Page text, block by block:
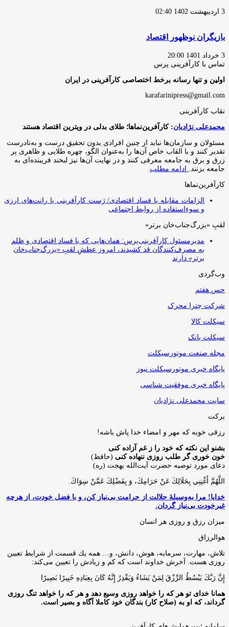
3 اردیبهشت 1402 02:40
بازیگران نوظهور اقتصاد
3 خرداد 1401 20:00
تماس با کارآفرینی پرس
اولین و تنها رسانه برخط اختصاصی کارآفرینی در ایران
karafarinipress@gmail.com
نقاب کارآفرینی
محمدعلی نژادیان: کارآفرین‌نماها؛ طلای بدلی در ویترین اقتصاد هستند
مسئولان و سازمان‌ها نباید از چنین افرادی بدون تحقیق درست و به‌نادرست
تقدیر کنند و با القاب خاص آ‌ن‌ها را به‌عنوان الگو، چهره طلایی و ظاهری پر
زرق و برق به جامعه معرفی کنند و در نهایت آن‌ها نیز لبخند فریبنده‌ای به
جامعه بزنند.
ادامه مطلب
کارآفرین‌نماها
الزامات مقابله با فساد اقتصادی/ ژست کارآفرینی با رانت‌های ارزی
و سوءاستفاده از روابط اجتماعی
لقبِ «بزرگ‌جناب‌خان برتر»
مدیرمسئول کارآفرینی‌پرس: همان‌هایی که با فساد اقتصادی و ظلم
به مصرف‌کنندگان قد کشیدند، امروز عطشِ لقبِ «بزرگ‌جناب‌خان
برتر» دارند
وب‌گردی
حس هفتم
شرکت چترا محرک
سیکلت کالا
سیکلت بانک
مجله صنعت موتورسیکلت
پایگاه خبری موتورسیکلت نیوز
پایگاه خبری موفقیت شناسی
سایت محمدعلی نژادیان
برکت
رزقی خوبه كه مهر و امضاء خدا پاش باشه!
بشنو این نکته که خود را ز غم آزاده کنی
خون خوری گر طلب روزی ننهاده کنی (حافظ)
دعای مورد توصیه حضرت آیت‌الله بهجت (ره)
اللَّهُمَّ أَغْنِنِي بِحَلَالِكَ عَنْ حَرَامِكَ، وَ بِفَضْلِكَ عَمَّنْ سِوَاكَ‏.
خدایا! مرا به‌وسیلۀ حلالت از حرامت بی‌نیاز کن، و با فضل خودت، از هرچه
غیرخودت بی‌نیاز گردان.
میزان رزق و روزی هر انسان
هوالرزاق
تلاش، مهارت، سرمايه، هوش، دانش، و… همه يك قسمت از شرايط تعيين
روزى هست. آخرش خداوند است كه كم و زيادش را تعيين مى‌كند:
إِنَّ رَبَّكَ يَبْسُطُ الرِّزْقَ لِمَنْ يَشَاءُ وَيَقْدِرُ إِنَّهُ كَانَ بِعِبَادِهِ خَبِيرًا بَصِيرًا
همانا خدای تو هر که را خواهد روزی وسیع دهد و هر که را خواهد تنگ روزی
گرداند، که او به (صلاح کار) بندگان خود کاملا آگاه و بصیر است.